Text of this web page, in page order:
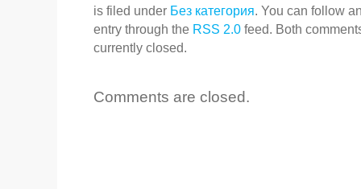
is filed under Без категория. You can follow
entry through the RSS 2.0feed. Both
currently closed.
Comments are closed.